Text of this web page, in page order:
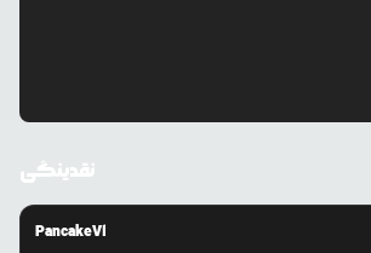
نقدینگی
PancakeV1